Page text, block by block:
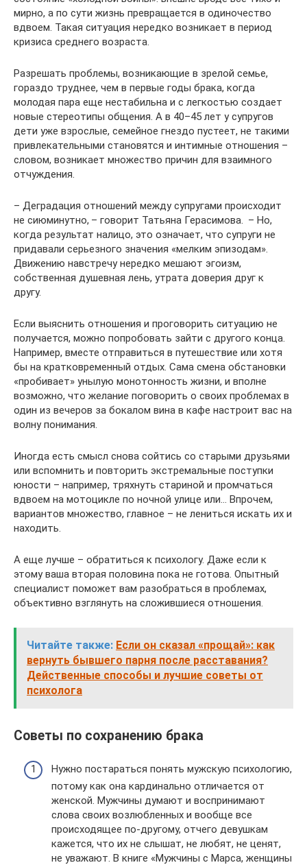
мирно, а по сути жизнь превращается в одиночество
вдвоем. Такая ситуация нередко возникает в период
кризиса среднего возраста.
Разрешать проблемы, возникающие в зрелой семье,
гораздо труднее, чем в первые годы брака, когда
молодая пара еще нестабильна и с легкостью создает
новые стереотипы общения. А в 40–45 лет у супругов
дети уже взрослые, семейное гнездо пустеет, не такими
привлекательными становятся и интимные отношения –
словом, возникает множество причин для взаимного
отчуждения.
– Деградация отношений между супругами происходит
не сиюминутно, – говорит Татьяна Герасимова. – Но,
когда результат налицо, это означает, что супруги не
придавали серьезного значения «мелким эпизодам».
Движению навстречу нередко мешают эгоизм,
собственная душевная лень, утрата доверия друг к
другу.
Если выяснить отношения и проговорить ситуацию не
получается, можно попробовать зайти с другого конца.
Например, вместе отправиться в путешествие или хотя
бы на кратковременный отдых. Сама смена обстановки
«пробивает» унылую монотонность жизни, и вполне
возможно, что желание поговорить о своих проблемах в
один из вечеров за бокалом вина в кафе настроит вас на
волну понимания.
Иногда есть смысл снова сойтись со старыми друзьями
или вспомнить и повторить экстремальные поступки
юности – например, тряхнуть стариной и промчаться
вдвоем на мотоцикле по ночной улице или… Впрочем,
вариантов множество, главное – не лениться искать их и
находить.
А еще лучше – обратиться к психологу. Даже если к
этому ваша вторая половина пока не готова. Опытный
специалист поможет вам разобраться в проблемах,
объективно взглянуть на сложившиеся отношения.
Читайте также: Если он сказал «прощай»: как
вернуть бывшего парня после расставания?
Действенные способы и лучшие советы от
психолога
Советы по сохранению брака
Нужно постараться понять мужскую психологию,
потому как она кардинально отличается от
женской. Мужчины думают и воспринимают
слова своих возлюбленных и вообще все
происходящее по-другому, отчего девушкам
кажется, что их не слышат, не любят, не ценят,
не уважают. В книге «Мужчины с Марса, женщины